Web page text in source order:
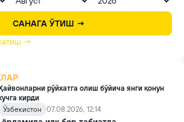
САНАГА ЎТИШ →
→
рўйхатга олиш бўйича янги қонун
кирди
Ўзбекистон
07.08.2026, 12:14